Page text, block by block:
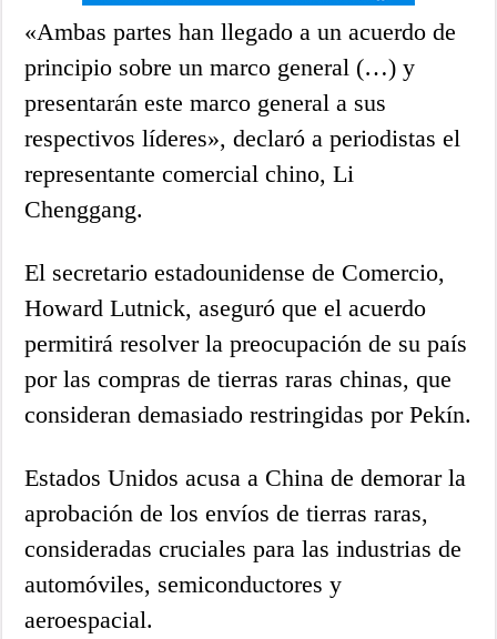
«Ambas partes han llegado a un acuerdo de
principio sobre un marco general (…) y
presentarán este marco general a sus
respectivos líderes», declaró a periodistas el
representante comercial chino, Li
Chenggang.
El secretario estadounidense de Comercio,
Howard Lutnick, aseguró que el acuerdo
permitirá resolver la preocupación de su país
por las compras de tierras raras chinas, que
consideran demasiado restringidas por Pekín.
Estados Unidos acusa a China de demorar la
aprobación de los envíos de tierras raras,
consideradas cruciales para las industrias de
automóviles, semiconductores y
aeroespacial.